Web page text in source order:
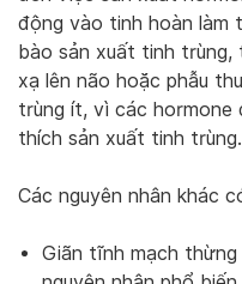
động vào tinh hoàn
bào sản xuất tinh trùng,
xạ lên não hoặc phẫu
trùng ít, vì các hormone
thích sản xuất tinh trùng.
Các nguyên nhân khác
Giãn tĩnh mạch